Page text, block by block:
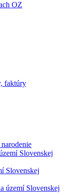
OZ
faktúry
Slovenskej
Slovenskej
území Slovenskej